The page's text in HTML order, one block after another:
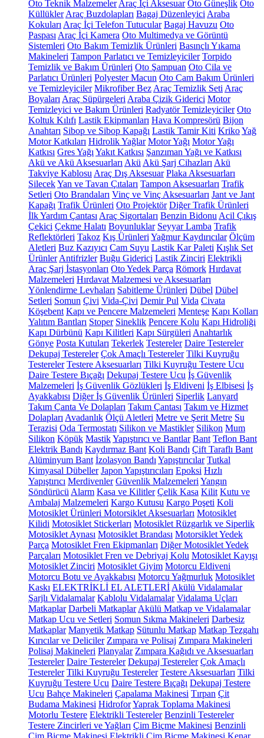
Oto Teknik Malzemeler Araç İçi Aksesuar Oto Güneşlik Oto
Küllükler Araç Buzdolapları Bagaj Düzenleyici Araba
Kokuları Araç İçi Telefon Tutucular Bagaj Havuzu Oto
Paspası Araç İçi Kamera Oto Multimedya ve Görüntü
Sistemleri Oto Bakım Temizlik Ürünleri Basınçlı Yıkama
Makineleri Tampon Parlatıcı ve Temizleyiciler Torpido
Temizlik ve Bakım Ürünleri Oto Şampuan Oto Cila ve
Parlatıcı Ürünleri Polyester Macun Oto Cam Bakım Ürünleri
ve Temizleyiciler Mikrofiber Bez Araç Temizlik Seti Araç
Boyaları Araç Süpürgeleri Araba Çizik Giderici Motor
Temizleyici ve Bakım Ürünleri Radyatör Temizleyiciler Oto
Koltuk Kılıfı Lastik Ekipmanları Hava Kompresörü Bijon
Anahtarı Sibop ve Sibop Kapağı Lastik Tamir Kiti KrikoYağ
Motor Katkıları Hidrolik Yağlar Motor Yağı Motor Yağı
Katkısı Gres Yağı Yakıt Katkısı Şanzıman Yağı ve Katkısı
Akü ve Akü Aksesuarları Akü Akü Şarj Cihazları Akü
Takviye Kablosu Araç Dış Aksesuar Plaka Aksesuarları
SilecekYan ve Tavan Çıtaları Tampon Aksesuarları Trafik
Setleri Oto Brandaları Vinç ve Vinç Aksesuarları Jant ve Jant
Kapağı Trafik Ürünleri Oto Projektör Diğer Trafik Ürünleri
İlk Yardım Çantası Araç Sigortaları Benzin Bidonu Acil Çıkış
Çekici Çekme Halatı Boyunluklar Seyyar Lamba Trafik
Reflektörleri Takoz Kış Ürünleri Yağmur Kaydırıcılar Ölçüm
Aletleri Buz Kazıyıcı Cam Suyu Lastik Kar Paleti Kışlık Set
Ürünler Antifrizler Buğu Giderici Lastik Zinciri Elektrikli
Araç Şarj İstasyonları Oto Yedek Parça Römork Hırdavat
Malzemeleri Hırdavat Malzemesi ve Aksesuarları
Yönlendirme Levhaları Sabitleme Ürünleri Dübel Dübel
Setleri Somun Çivi Vida-Çivi Demir Pul Vida Civata
Köşebent Kapı ve Pencere Malzemeleri Menteşe Kapı Kolları
Yalıtım Bantları Stoper Sineklik Pencere Kolu Kapı Hidroliği
Kapı Dürbünü Kapı Kilitleri Kapı Sürgüleri Anahtarlık
Gönye Posta Kutuları Tekerlek Testereler Daire Testereler
Dekupaj Testereler Çok Amaçlı Testereler Tilki Kuyruğu
Testereler Testere Aksesuarları Tilki Kuyruğu Testere Ucu
Daire Testere Bıçağı Dekupaj Testere Ucu İş Güvenlik
Malzemeleri İş Güvenlik Gözlükleri İş Eldiveni İş Elbisesi İş
Ayakkabısı Diğer İş Güvenlik Ürünleri Siperlik Lanyard
Takım Çanta Ve Dolapları Takım Çantası Takım ve Hizmet
Dolapları Avadanlık Ölçü Aletleri Metre ve Şerit Metre Su
Terazisi Oda Termostatı Silikon ve Mastikler Silikon Mum
Silikon Köpük MastikYapıştırıcı ve Bantlar Bant Teflon Bant
Elektrik Bandı Kaydırmaz Bant Koli Bandı Çift Taraflı Bant
Alüminyum Bant İzolasyon Bandı Yapıştırıcılar Tutkal
Kimyasal Dübeller Japon Yapıştırıcıları Epoksi Hızlı
Yapıştırıcı Merdivenler Güvenlik Malzemeleri Yangın
Söndürücü Alarm Kasa ve Kilitler Çelik Kasa Kilit Kutu ve
Ambalaj Malzemeleri Kargo Kutusu Kargo Poşeti Koli
Motosiklet Ürünleri Motorsiklet Aksesuarları Motosiklet
Kilidi Motosiklet Stickerları Motosiklet Rüzgarlık ve Siperlik
Motosiklet Aynası Motosiklet Brandası Motorsiklet Yedek
Parça Motosiklet Fren Ekipmanları Diğer Motosiklet Yedek
Parçaları Motosiklet Fren ve Debriyaj Kolu Motosiklet Kayışı
Motosiklet Zinciri Motosiklet Giyim Motorcu Eldiveni
Motorcu Botu ve Ayakkabısı Motorcu Yağmurluk Motosiklet
Kaskı ELEKTRİKLİ EL ALETLERİ Akülü Vidalamalar
Şarjlı Vidalamalar Kablolu Vidalamalar Vidalama Uçları
Matkaplar Darbeli Matkaplar Akülü Matkap ve Vidalamalar
Matkap Ucu ve Setleri Somun Sıkma Makineleri Darbesiz
Matkaplar Manyetik Matkap Sütunlu Matkap Matkap Tezgahı
Kırıcılar ve Deliciler Zımpara ve Polisaj Zımpara Makineleri
Polisaj Makineleri Planyalar Zımpara Kağıdı ve Aksesuarları
Testereler Daire Testereler Dekupaj Testereler Çok Amaçlı
Testereler Tilki Kuyruğu Testereler Testere Aksesuarları Tilki
Kuyruğu Testere Ucu Daire Testere Bıçağı Dekupaj Testere
Ucu Bahçe Makineleri Çapalama Makinesi Tırpan Çit
Budama Makinesi HidroforYaprak Toplama Makinesi
Motorlu Testere Elektrikli Testereler Benzinli Testereler
Testere Zincirleri ve Yağları Çim Biçme Makinesi Benzinli
Çim Biçme Makinesi Elektrikli Çim Biçme Makinesi Kenar